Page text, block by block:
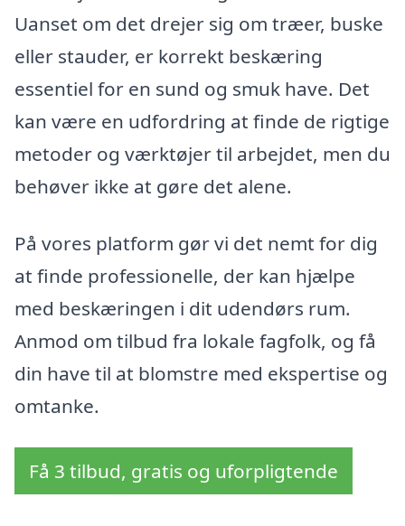
Uanset om det drejer sig om træer, buske
eller stauder, er korrekt beskæring
essentiel for en sund og smuk have. Det
kan være en udfordring at finde de rigtige
metoder og værktøjer til arbejdet, men du
behøver ikke at gøre det alene.
På vores platform gør vi det nemt for dig
at finde professionelle, der kan hjælpe
med beskæringen i dit udendørs rum.
Anmod om tilbud fra lokale fagfolk, og få
din have til at blomstre med ekspertise og
omtanke.
Få 3 tilbud, gratis og uforpligtende